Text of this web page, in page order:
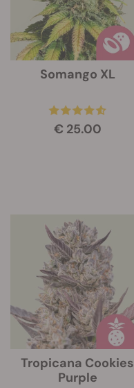
Somango XL
€ 25.00
Tropicana Cookies
Purple